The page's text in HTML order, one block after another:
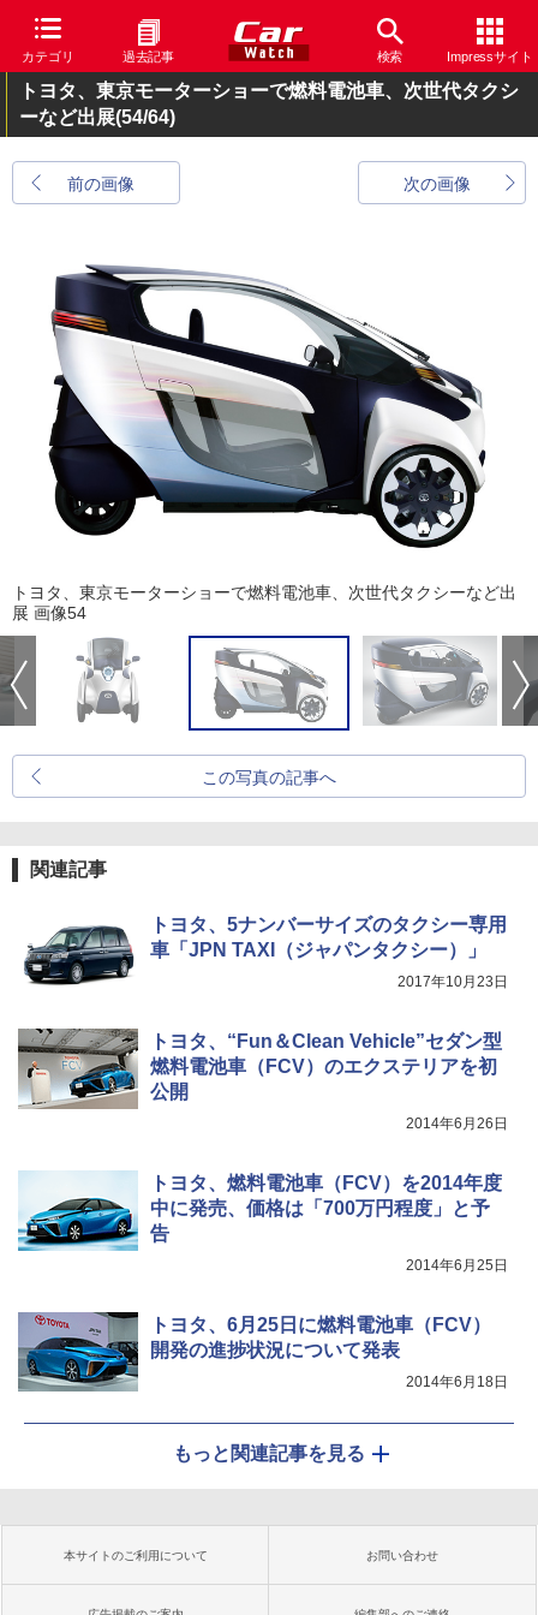
カテゴリ 過去記事 検索 Impressサイト
トヨタ、東京モーターショーで燃料電池車、次世代タクシ
ーなど出展(54/64)
前の画像 次の画像
トヨタ、東京モーターショーで燃料電池車、次世代タクシーなど出
展 画像54
この写真の記事へ
関連記事
トヨタ、5ナンバーサイズのタクシー専用
車「JPN TAXI（ジャパンタクシー）」
2017年10月23日
トヨタ、“Fun＆Clean Vehicle”セダン型
燃料電池車（FCV）のエクステリアを初
公開
2014年6月26日
トヨタ、燃料電池車（FCV）を2014年度
中に発売、価格は「700万円程度」と予
告
2014年6月25日
トヨタ、6月25日に燃料電池車（FCV）
開発の進捗状況について発表
2014年6月18日
もっと関連記事を見る
本サイトのご利用について お問い合わせ